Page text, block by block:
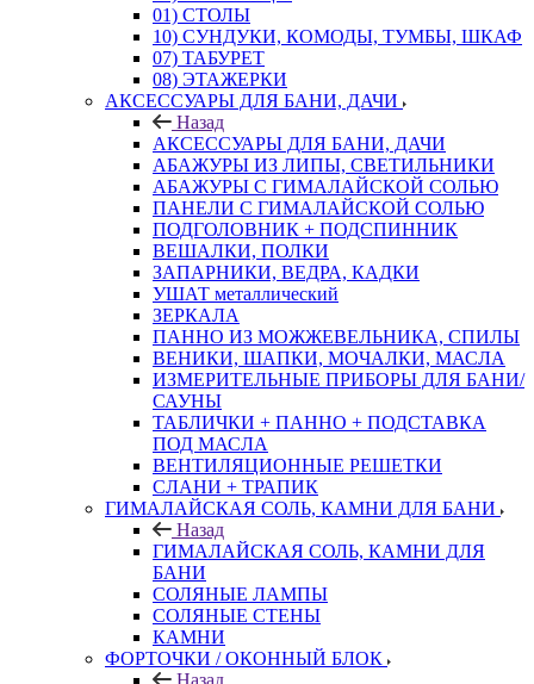
01) СТОЛЫ
10) СУНДУКИ, КОМОДЫ, ТУМБЫ, ШКАФ
07) ТАБУРЕТ
08) ЭТАЖЕРКИ
АКСЕССУАРЫ ДЛЯ БАНИ, ДАЧИ
Назад
АКСЕССУАРЫ ДЛЯ БАНИ, ДАЧИ
АБАЖУРЫ ИЗ ЛИПЫ, СВЕТИЛЬНИКИ
АБАЖУРЫ С ГИМАЛАЙСКОЙ СОЛЬЮ
ПАНЕЛИ С ГИМАЛАЙСКОЙ СОЛЬЮ
ПОДГОЛОВНИК + ПОДСПИННИК
ВЕШАЛКИ, ПОЛКИ
ЗАПАРНИКИ, ВЕДРА, КАДКИ
УШАТ металлический
ЗЕРКАЛА
ПАННО ИЗ МОЖЖЕВЕЛЬНИКА, СПИЛЫ
ВЕНИКИ, ШАПКИ, МОЧАЛКИ, МАСЛА
ИЗМЕРИТЕЛЬНЫЕ ПРИБОРЫ ДЛЯ БАНИ/
САУНЫ
ТАБЛИЧКИ + ПАННО + ПОДСТАВКА
ПОД МАСЛА
ВЕНТИЛЯЦИОННЫЕ РЕШЕТКИ
СЛАНИ + ТРАПИК
ГИМАЛАЙСКАЯ СОЛЬ, КАМНИ ДЛЯ БАНИ
Назад
ГИМАЛАЙСКАЯ СОЛЬ, КАМНИ ДЛЯ
БАНИ
СОЛЯНЫЕ ЛАМПЫ
СОЛЯНЫЕ СТЕНЫ
КАМНИ
ФОРТОЧКИ / ОКОННЫЙ БЛОК
Назад